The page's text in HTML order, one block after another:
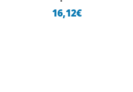
16,12€